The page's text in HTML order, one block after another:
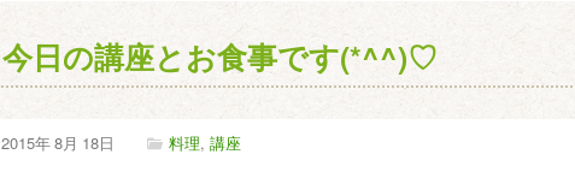
今日の講座とお食事です(*^^)♡
2015年8月 18日 料理, 講座